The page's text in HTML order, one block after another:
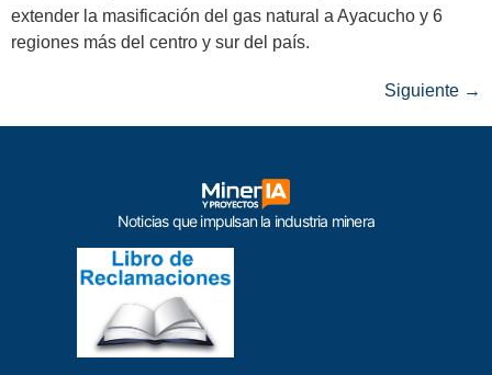
extender la masificación del gas natural a Ayacucho y 6
regiones más del centro y sur del país.
Siguiente →
Noticias que impulsan la industria minera